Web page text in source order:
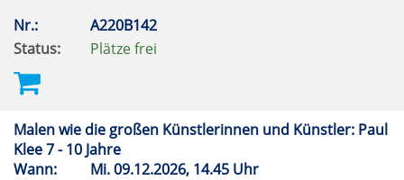
Nr.:
A220B142
Status:
Plätze frei
Malen wie die großen Künstlerinnen und Künstler: Paul
Klee 7 - 10 Jahre
Wann:
Mi.09.12.2026, 14.45 Uhr